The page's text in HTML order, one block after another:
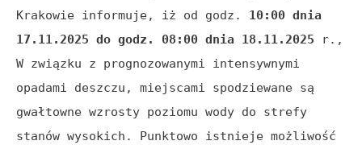
Krakowie informuje, iż od godz. 10:00 dnia
17.11.2025 do godz. 08:00 dnia 18.11.2025 r.,
W związku z prognozowanymi intensywnymi
opadami deszczu, miejscami spodziewane są
gwałtowne wzrosty poziomu wody do strefy
stanów wysokich. Punktowo istnieje możliwość